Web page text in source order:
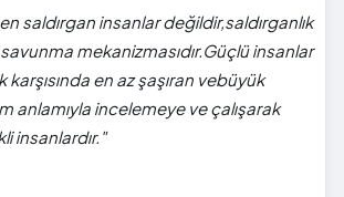
saldırgan insanlar değildir,saldırganlık
mekanizmasıdır.Güçlü insanlar
karşısında en az şaşıran vebüyük
anlamıyla incelemeye ve çalışarak
insanlardır."